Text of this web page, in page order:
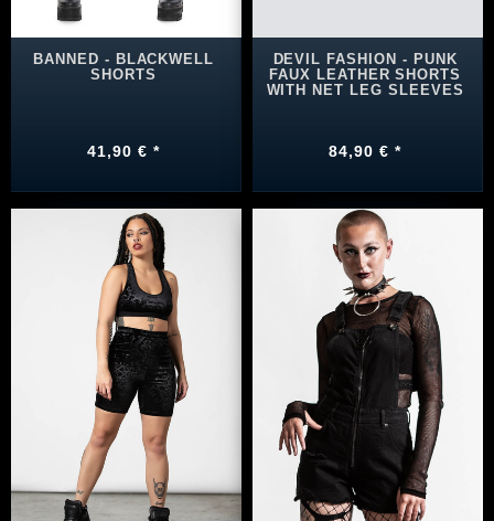
BANNED - BLACKWELL
SHORTS
41,90 € *
DEVIL FASHION - PUNK
FAUX LEATHER SHORTS
WITH NET LEG SLEEVES
84,90 € *